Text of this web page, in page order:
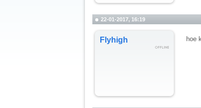
22-01-2017, 16:19
Flyhigh hoe